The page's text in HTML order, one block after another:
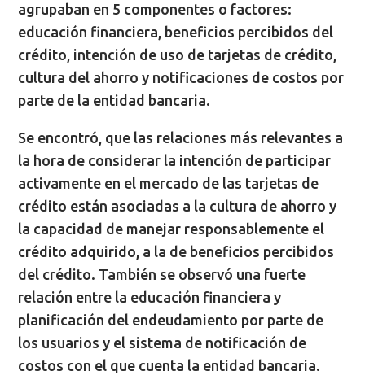
agrupaban en 5 componentes o factores:
educación financiera, beneficios percibidos del
crédito, intención de uso de tarjetas de crédito,
cultura del ahorro y notificaciones de costos por
parte de la entidad bancaria.
Se encontró, que las relaciones más relevantes a
la hora de considerar la intención de participar
activamente en el mercado de las tarjetas de
crédito están asociadas a la cultura de ahorro y
la capacidad de manejar responsablemente el
crédito adquirido, a la de beneficios percibidos
del crédito. También se observó una fuerte
relación entre la educación financiera y
planificación del endeudamiento por parte de
los usuarios y el sistema de notificación de
costos con el que cuenta la entidad bancaria.